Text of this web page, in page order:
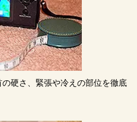
硬さ、緊張や冷えの部位を徹底